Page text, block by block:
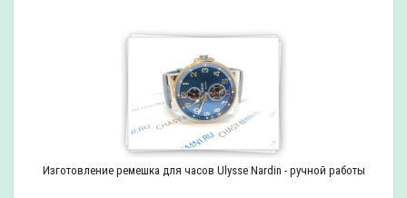
Изготовление ремешка для часов Ulysse Nardin - ручной работы